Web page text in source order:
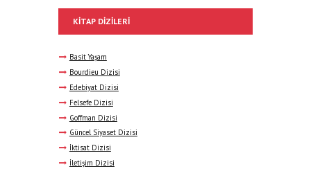
KITAP DIZILERI
Basit Yaşam
Bourdieu Dizisi
Edebiyat Dizisi
Felsefe Dizisi
Goffman Dizisi
Güncel Siyaset Dizisi
İktisat Dizisi
İletişim Dizisi